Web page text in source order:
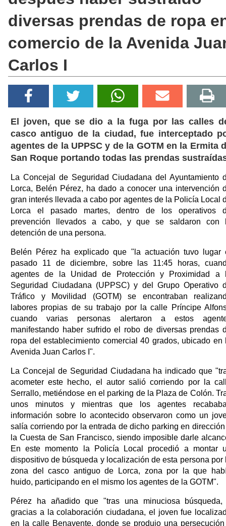
diversas prendas de ropa
comercio de la Avenida
Carlos I
El joven, que se dio a la fuga por las calles
casco antiguo de la ciudad, fue interceptado
agentes de la UPPSC y de la GOTM en la Ermita
San Roque portando todas las prendas
La Concejal de Seguridad Ciudadana del Ayuntamiento
Lorca, Belén Pérez, ha dado a conocer una intervención
gran interés llevada a cabo por agentes de la Policía Local
Lorca el pasado martes, dentro de los operativos
prevención llevados a cabo, y que se saldaron con
detención de una persona.
Belén Pérez ha explicado que "la actuación tuvo lugar
pasado 11 de diciembre, sobre las 11:45 horas,
agentes de la Unidad de Protección y Proximidad a
Seguridad Ciudadana (UPPSC) y del Grupo Operativo
Tráfico y Movilidad (GOTM) se encontraban
labores propias de su trabajo por la calle Príncipe
cuando varias personas alertaron a estos
manifestando haber sufrido el robo de diversas prendas
ropa del establecimiento comercial 40 grados, ubicado en
Avenida Juan Carlos I".
La Concejal de Seguridad Ciudadana ha indicado que
acometer este hecho, el autor salió corriendo por la
Serrallo, metiéndose en el parking de la Plaza de Colón.
unos minutos y mientras que los agentes
información sobre lo acontecido observaron como un
salía corriendo por la entrada de dicho parking en
la Cuesta de San Francisco, siendo imposible darle
En este momento la Policía Local procedió a montar
dispositivo de búsqueda y localización de esta persona por
zona del casco antiguo de Lorca, zona por la que
huido, participando en el mismo los agentes de la GOTM".
Pérez ha añadido que "tras una minuciosa búsqueda,
gracias a la colaboración ciudadana, el joven fue
en la calle Benavente, donde se produjo una